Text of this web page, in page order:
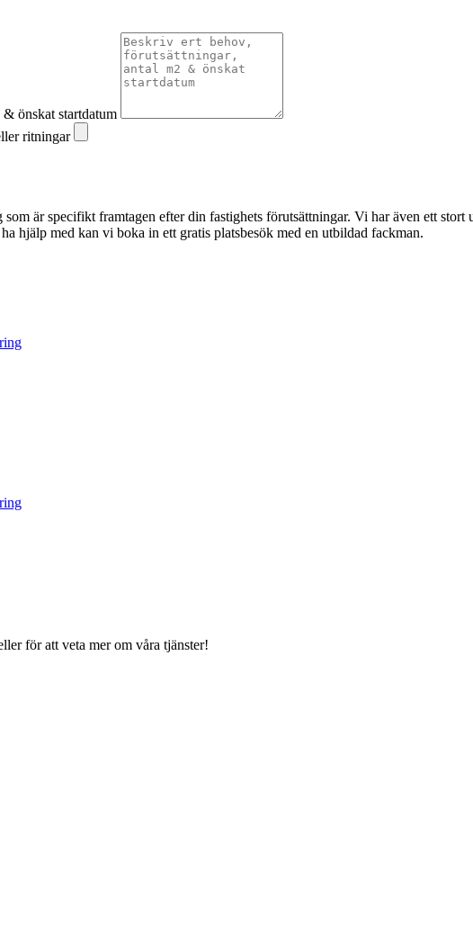
önskat startdatum
ritningar
är specifikt framtagen efter din fastighets förutsättningar. Vi har även ett
hjälp med kan vi boka in ett gratis platsbesök med en utbildad fackman.
för att veta mer om våra tjänster!